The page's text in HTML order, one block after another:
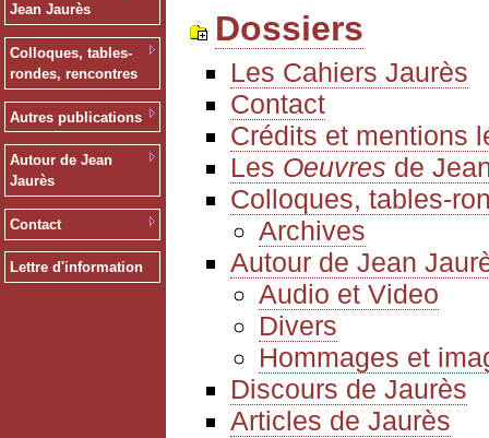
Jean Jaurès
Colloques, tables-
rondes, rencontres
Autres publications
Autour de Jean
Jaurès
Contact
Lettre d'information
Dossiers
Les Cahiers Jaurès
Contact
Crédits et mentions
Les Oeuvres de
Colloques, tables-
Archives
Autour de Jean
Audio et Video
Divers
Hommages et
Discours de Jaurès
Articles de Jaurès